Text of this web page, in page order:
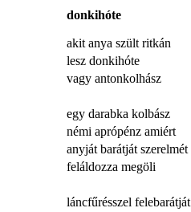
donkihóte
akit anya szült ritkán
lesz donkihóte
vagy antonkolhász
egy darabka kolbász
némi aprópénz amiért
anyját barátját szerelmét
feláldozza megöli
láncfűrésszel felebarátját